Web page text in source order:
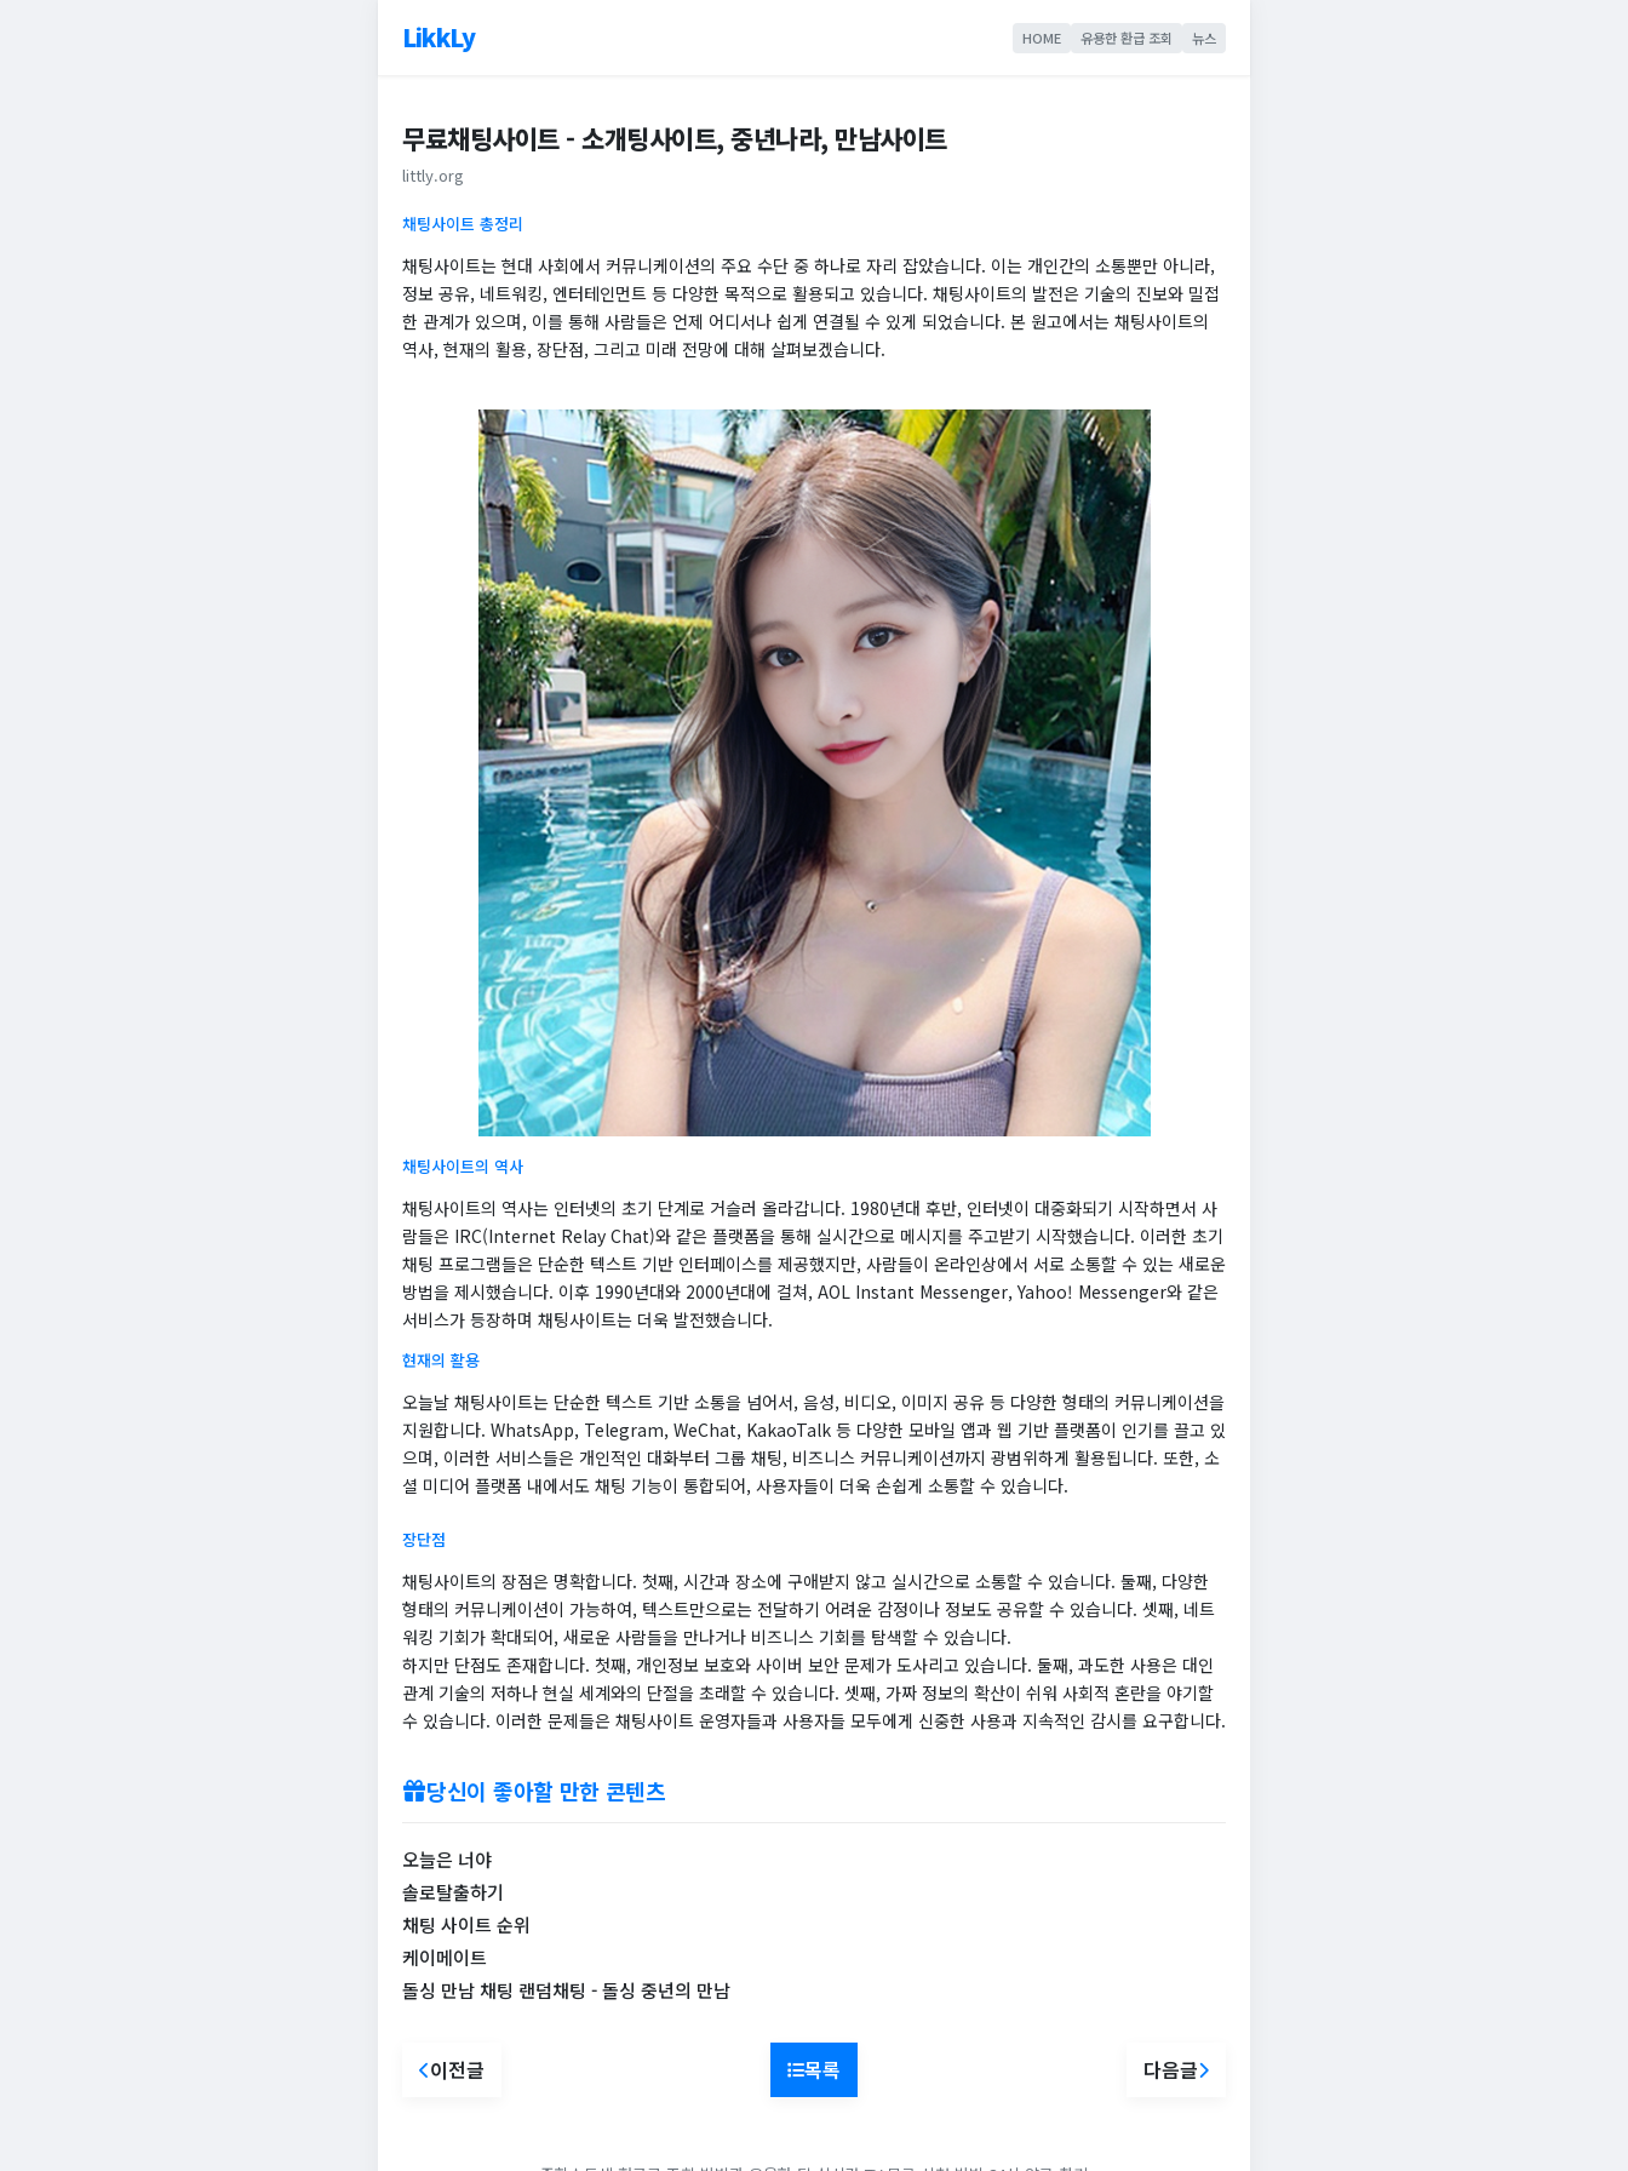
LikkLy HOME 유용한 환급 조회 뉴스
무료채팅사이트 - 소개팅사이트, 중년나라, 만남사이트
littly.org
채팅사이트 총정리
채팅사이트는 현대 사회에서 커뮤니케이션의 주요 수단 중 하나로 자리 잡았습니다. 이는 개인간의 소통뿐만 아니라,
정보 공유, 네트워킹, 엔터테인먼트 등 다양한 목적으로 활용되고 있습니다. 채팅사이트의 발전은 기술의 진보와 밀접
한 관계가 있으며, 이를 통해 사람들은 언제 어디서나 쉽게 연결될 수 있게 되었습니다. 본 원고에서는 채팅사이트의
역사, 현재의 활용, 장단점, 그리고 미래 전망에 대해 살펴보겠습니다.
채팅사이트의 역사
채팅사이트의 역사는 인터넷의 초기 단계로 거슬러 올라갑니다. 1980년대 후반, 인터넷이 대중화되기 시작하면서 사
람들은 IRC(Internet Relay Chat)와 같은 플랫폼을 통해 실시간으로 메시지를 주고받기 시작했습니다. 이러한 초기
채팅 프로그램들은 단순한 텍스트 기반 인터페이스를 제공했지만, 사람들이 온라인상에서 서로 소통할 수 있는 새로운
방법을 제시했습니다. 이후 1990년대와 2000년대에 걸쳐, AOL Instant Messenger, Yahoo! Messenger와 같은
서비스가 등장하며 채팅사이트는 더욱 발전했습니다.
현재의 활용
오늘날 채팅사이트는 단순한 텍스트 기반 소통을 넘어서, 음성, 비디오, 이미지 공유 등 다양한 형태의 커뮤니케이션을
지원합니다. WhatsApp, Telegram, WeChat, KakaoTalk 등 다양한 모바일 앱과 웹 기반 플랫폼이 인기를 끌고 있
으며, 이러한 서비스들은 개인적인 대화부터 그룹 채팅, 비즈니스 커뮤니케이션까지 광범위하게 활용됩니다. 또한, 소
셜 미디어 플랫폼 내에서도 채팅 기능이 통합되어, 사용자들이 더욱 손쉽게 소통할 수 있습니다.
장단점
채팅사이트의 장점은 명확합니다. 첫째, 시간과 장소에 구애받지 않고 실시간으로 소통할 수 있습니다. 둘째, 다양한
형태의 커뮤니케이션이 가능하여, 텍스트만으로는 전달하기 어려운 감정이나 정보도 공유할 수 있습니다. 셋째, 네트
워킹 기회가 확대되어, 새로운 사람들을 만나거나 비즈니스 기회를 탐색할 수 있습니다.
하지만 단점도 존재합니다. 첫째, 개인정보 보호와 사이버 보안 문제가 도사리고 있습니다. 둘째, 과도한 사용은 대인
관계 기술의 저하나 현실 세계와의 단절을 초래할 수 있습니다. 셋째, 가짜 정보의 확산이 쉬워 사회적 혼란을 야기할
수 있습니다. 이러한 문제들은 채팅사이트 운영자들과 사용자들 모두에게 신중한 사용과 지속적인 감시를 요구합니다.
당신이 좋아할 만한 콘텐츠
오늘은 너야
솔로탈출하기
채팅 사이트 순위
케이메이트
돌싱 만남 채팅 랜덤채팅 - 돌싱 중년의 만남
이전글 목록 다음글